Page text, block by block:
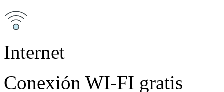
Internet
Conexión WI-FI gratis